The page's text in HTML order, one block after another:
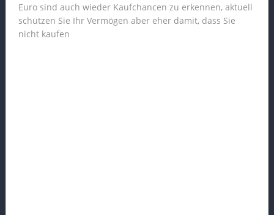
Euro sind auch wieder Kaufchancen zu erkennen, aktuell
schützen Sie Ihr Vermögen aber eher damit, dass Sie
nicht kaufen